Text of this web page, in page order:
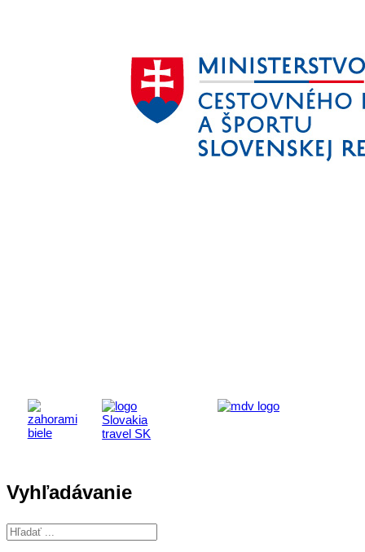
Vyhľadávanie